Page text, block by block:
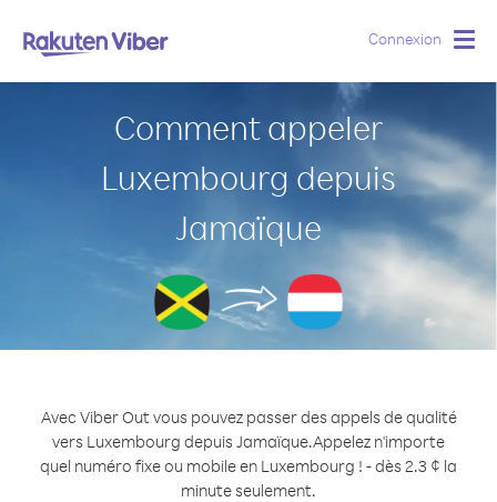
Connexion
Comment appeler
Luxembourg depuis
Jamaïque
Avec Viber Out vous pouvez passer des appels de qualité
vers Luxembourg depuis Jamaïque.Appelez n'importe
quel numéro fixe ou mobile en Luxembourg ! - dès 2.3 ¢ la
minute seulement.